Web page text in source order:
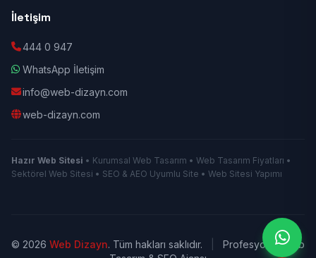
İletişim
444 0 947
WhatsApp İletişim
info@web-dizayn.com
web-dizayn.com
Hazır Web Sitesi • Kurumsal Web Tasarım • Web Tasarım Fiyatları •
Sektörel Web Sitesi • SEO & AEO Uyumlu Site • Web Sitesi Yapımı
© 2026 Web Dizayn. Tüm hakları saklıdır.
Profesyonel Web